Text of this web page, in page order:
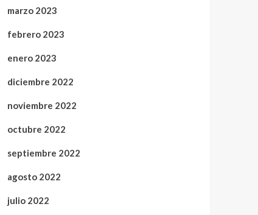
marzo 2023
febrero 2023
enero 2023
diciembre 2022
noviembre 2022
octubre 2022
septiembre 2022
agosto 2022
julio 2022